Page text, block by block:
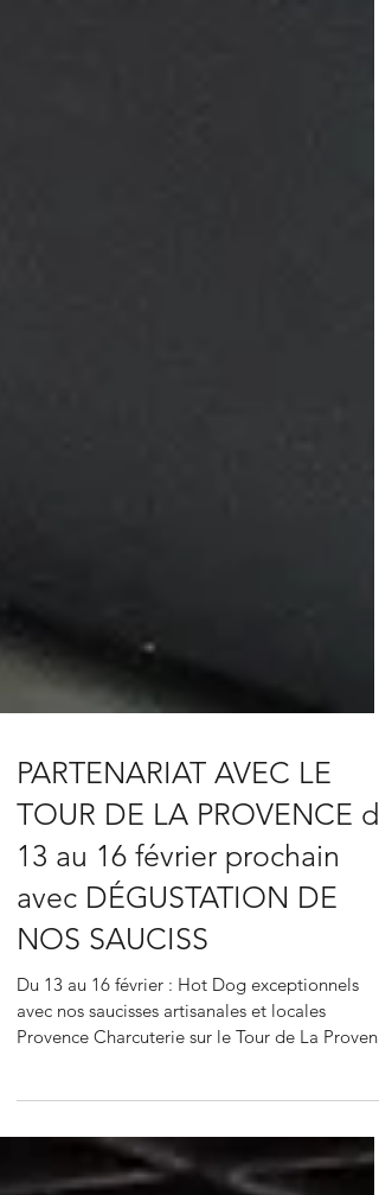
PARTENARIAT AVEC LE
TOUR DE LA PROVENCE du
13 au 16 février prochain
avec DÉGUSTATION DE
NOS SAUCISS
Du 13 au 16 février : Hot Dog exceptionnels
!...